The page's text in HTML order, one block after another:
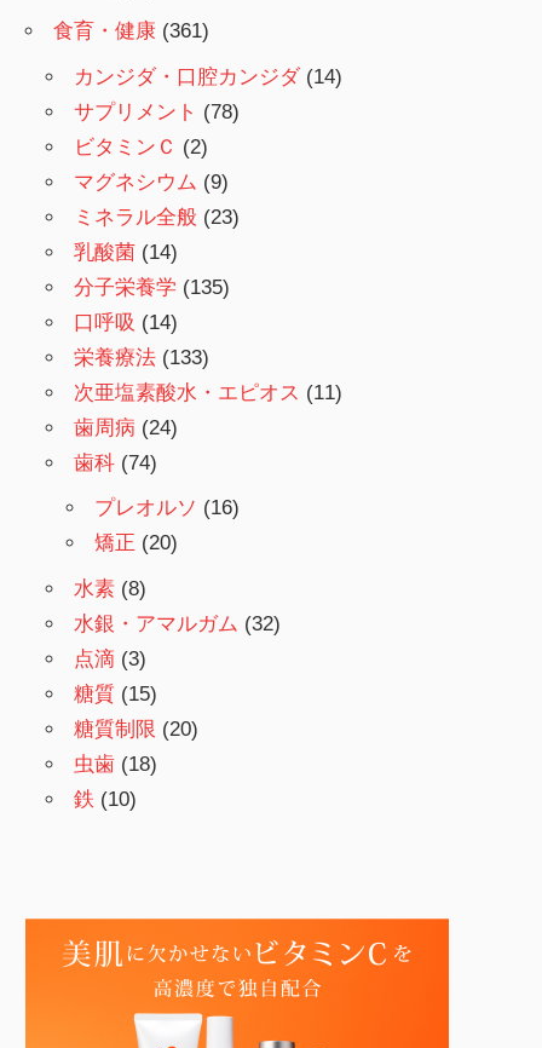
食育・健康 (361)
カンジダ・口腔カンジダ(14)
サプリメント (78)
ビタミンＣ (2)
マグネシウム (9)
ミネラル全般 (23)
乳酸菌 (14)
分子栄養学 (135)
口呼吸 (14)
栄養療法 (133)
次亜塩素酸水・エピオス (11)
歯周病 (24)
歯科 (74)
プレオルソ (16)
矯正 (20)
水素 (8)
水銀・アマルガム (32)
点滴 (3)
糖質 (15)
糖質制限 (20)
虫歯 (18)
鉄 (10)